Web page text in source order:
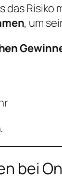
, um
bei